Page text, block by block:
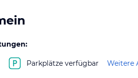
Parkplätze verfügbar Weitere